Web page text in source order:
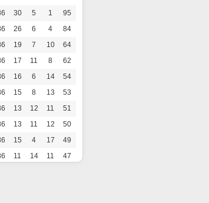
30 5 1
95
26 6 4
84
19 7 10
64
17 11 8
62
16 6 14
54
15 8 13
53
13 12 11
51
13 11 12
50
15 4 17
49
11 14 11
47